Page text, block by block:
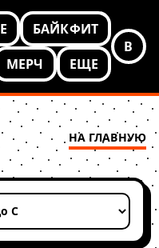
БАЙКФИТ
МЕРЧ ЕЩЕ
В
НА ГЛАВНУЮ